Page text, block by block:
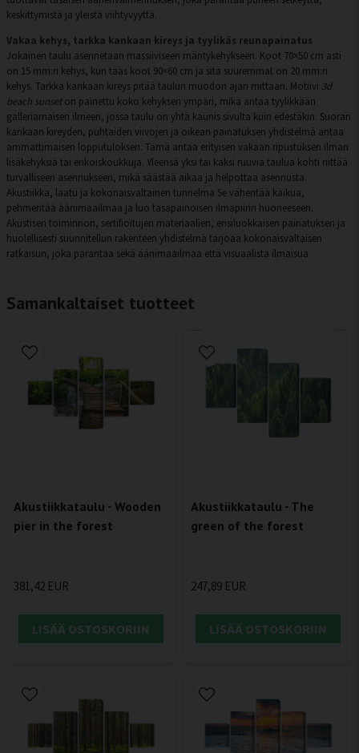
keskittymistä ja yleistä viihtyvyyttä.
Vakaa kehys, tarkka kankaan kireys ja tyylikäs reunapainatus
Jokainen taulu asennetaan massiiviseen mäntykehykseen. Koot 70×50 cm asti
on 15 mm:n kehys, kun taas koot 90×60 cm ja sitä suuremmat on 20 mm:n
kehys. Tarkka kankaan kireys pitää taulun muodon ajan mittaan. Motiivi 3d
beach sunseton painettu koko kehyksen ympäri, mikä antaa tyylikkään
galleriamaisen ilmeen, jossa taulu on yhtä kaunis sivulta kuin edestäkin. Suoran
kankaan kireyden, puhtaiden viivojen ja oikean painatuksen yhdistelmä antaa
ammattimaisen lopputuloksen. Tämä antaa erityisen vakaan ripustuksen ilman
lisäkehyksiä tai erikoiskoukkuja. Yleensä yksi tai kaksi ruuvia taulua kohti riittää
turvalliseen asennukseen, mikä säästää aikaa ja helpottaa asennusta.
Akustiikka, laatu ja kokonaisvaltainen tunnelma Se vähentää kaikua,
pehmentää äänimaailmaa ja luo tasapainoisen ilmapiirin huoneeseen.
Akustisen toiminnon, sertifioitujen materiaalien, ensiluokkaisen painatuksen ja
huolellisesti suunnitellun rakenteen yhdistelmä tarjoaa kokonaisvaltaisen
ratkaisun, joka parantaa sekä äänimaailmaa että visuaalista ilmaisua.
Samankaltaiset tuotteet
Akustiikkataulu - Wooden
pier in the forest
381,42 EUR
LISÄÄ OSTOSKORIIN
Akustiikkataulu - The
green of the forest
247,89 EUR
LISÄÄ OSTOSKORIIN